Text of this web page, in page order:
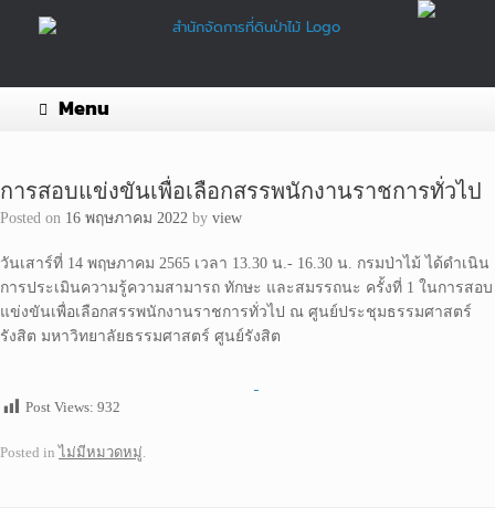
Menu
การสอบแข่งขันเพื่อเลือกสรรพนักงานราชการทั่วไป
Posted on 16 พฤษภาคม 2022 by view
วันเสาร์ที่ 14 พฤษภาคม 2565 เวลา 13.30 น.- 16.30 น. กรมป่าไม้ ได้ดำเนิน
การประเมินความรู้ความสามารถ ทักษะ และสมรรถนะ ครั้งที่ 1 ในการสอบ
แข่งขันเพื่อเลือกสรรพนักงานราชการทั่วไป ณ ศูนย์ประชุมธรรมศาสตร์
รังสิต มหาวิทยาลัยธรรมศาสตร์ ศูนย์รังสิต
Post Views: 932
Posted inไม่มีหมวดหมู่